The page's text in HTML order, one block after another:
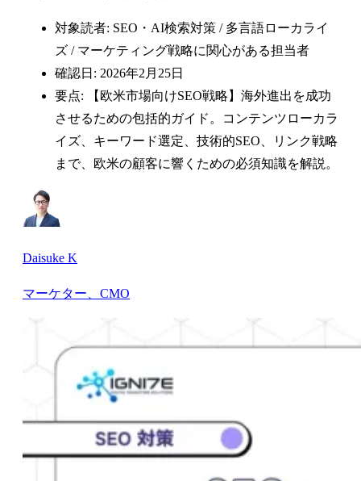
対象読者: SEO・AI検索対策 / 多言語ローカライ
ズ / マーケティング戦略に関心がある担当者
確認日: 2026年2月25日
要点: 【欧米市場向けSEO戦略】海外進出を成功
させるための包括的ガイド。コンテンツローカラ
イズ、キーワード選定、技術的SEO、リンク戦略
まで、欧米の顧客に響くための必須知識を解説。
Daisuke K
マーケター、CMO